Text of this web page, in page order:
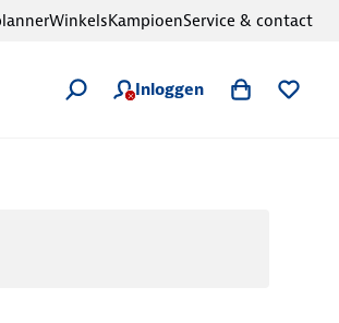
Inloggen
WinkelsKampioenService & contact